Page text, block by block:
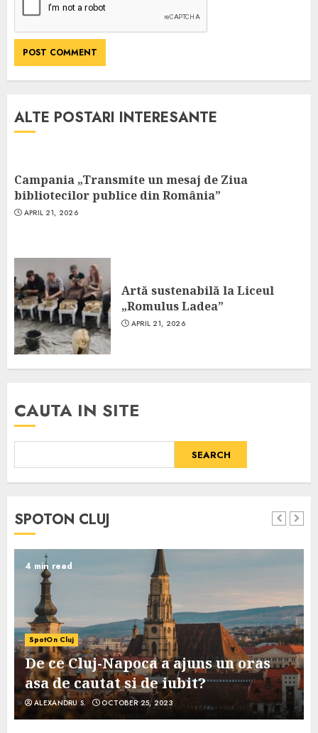
ALTE POSTARI INTERESANTE
Campania „Transmite un mesaj de Ziua
bibliotecilor publice din România”
APRIL 21, 2026
Artă sustenabilă la Liceul
„Romulus Ladea”
APRIL 21, 2026
CAUTA IN SITE
SEARCH
SPOTON CLUJ
4 min read
SpotOn Cluj
De ce Cluj-Napoca a ajuns un oras
asa de cautat si de iubit?
ALEXANDRU S. OCTOBER 25, 2023